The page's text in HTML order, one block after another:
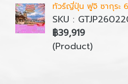
ทัวร์ญี่ปุ่น ฟูจิ ซากุระ
SKU :
฿39,919
(Product)